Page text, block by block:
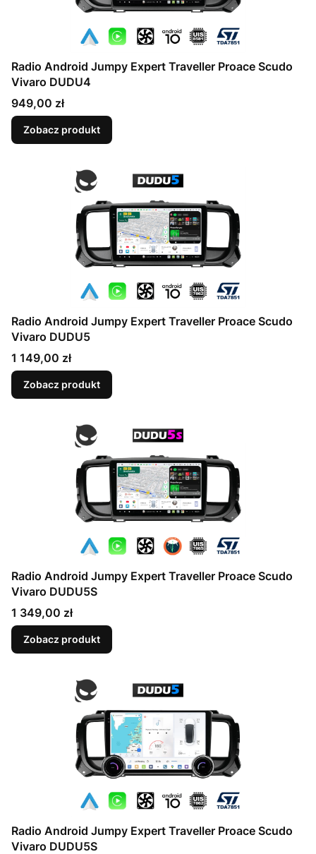
Radio Android Jumpy Expert Traveller Proace Scudo
Vivaro DUDU4
Cena
949,00 zł
Zobacz produkt
Radio Android Jumpy Expert Traveller Proace Scudo
Vivaro DUDU5
Cena
1 149,00 zł
Zobacz produkt
Radio Android Jumpy Expert Traveller Proace Scudo
Vivaro DUDU5S
Cena
1 349,00 zł
Zobacz produkt
Radio Android Jumpy Expert Traveller Proace Scudo
Vivaro DUDU5S